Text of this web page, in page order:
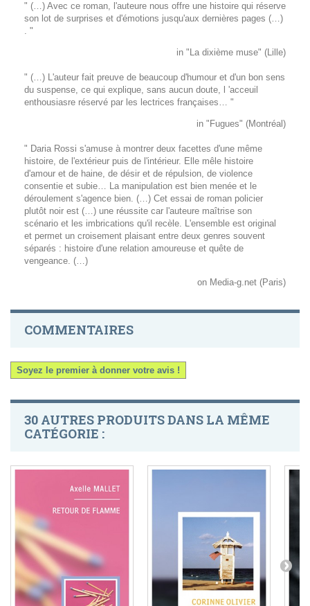
" (…) Avec ce roman, l'auteure nous offre une histoire qui réserve
son lot de surprises et d'émotions jusqu'aux dernières pages (…)
. "
in "La dixième muse" (Lille)
" (…) L'auteur fait preuve de beaucoup d'humour et d'un bon sens
du suspense, ce qui explique, sans aucun doute, l 'acceuil
enthousiasre réservé par les lectrices françaises… "
in "Fugues" (Montréal)
" Daria Rossi s'amuse à montrer deux facettes d'une même
histoire, de l'extérieur puis de l'intérieur. Elle mêle histoire
d'amour et de haine, de désir et de répulsion, de violence
consentie et subie… La manipulation est bien menée et le
déroulement s'agence bien. (…) Cet essai de roman policier
plutôt noir est (…) une réussite car l'auteure maîtrise son
scénario et les imbrications qu'il recèle. L'ensemble est original
et permet un croisement plaisant entre deux genres souvent
séparés : histoire d'une relation amoureuse et quête de
vengeance. (…)
on Media-g.net (Paris)
COMMENTAIRES
Soyez le premier à donner votre avis !
30 AUTRES PRODUITS DANS LA MÊME
CATÉGORIE :